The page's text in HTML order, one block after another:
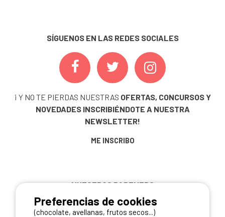
SÍGUENOS EN LAS REDES SOCIALES
¡ Y NO TE PIERDAS NUESTRAS OFERTAS, CONCURSOS Y
NOVEDADES INSCRIBIÉNDOTE A NUESTRA
NEWSLETTER!
ME INSCRIBO
NUESTROS PARTNERS
Preferencias de cookies
(chocolate, avellanas, frutos secos...)